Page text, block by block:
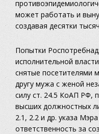
может работать и
создавая десятки
Попытки
исполнительной
снятые посетителями
другу мужа с женой
силу ст. 24.5 КоАП РФ,
высших должностных
2.1, 2.2 и др. указа
ответственность за